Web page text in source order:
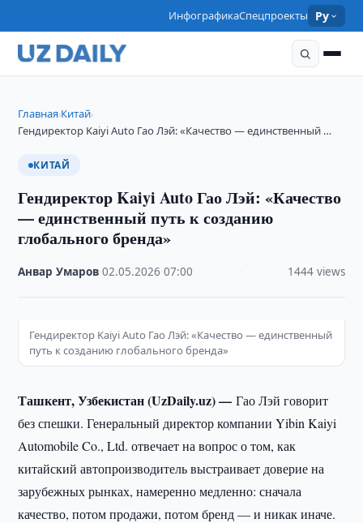
ИнфографикаСпецпроекты Ру
Главная›Китай›
Гендиректор Kaiyi Auto Гао Лэй: «Качество — единственный …
КИТАЙ
Гендиректор Kaiyi Auto Гао Лэй: «Качество
— единственный путь к созданию
глобального бренда»
Анвар Умаров ·02.05.2026 ·07:00 1444 views
Гендиректор Kaiyi Auto Гао Лэй: «Качество — единственный
путь к созданию глобального бренда»
Ташкент, Узбекистан (UzDaily.uz) —Гао Лэй говорит
без спешки. Генеральный директор компании Yibin Kaiyi
Automobile Co., Ltd. отвечает на вопрос о том, как
китайский автопроизводитель выстраивает доверие на
зарубежных рынках, намеренно медленно: сначала
качество, потом продажи, потом бренд — и никак иначе.